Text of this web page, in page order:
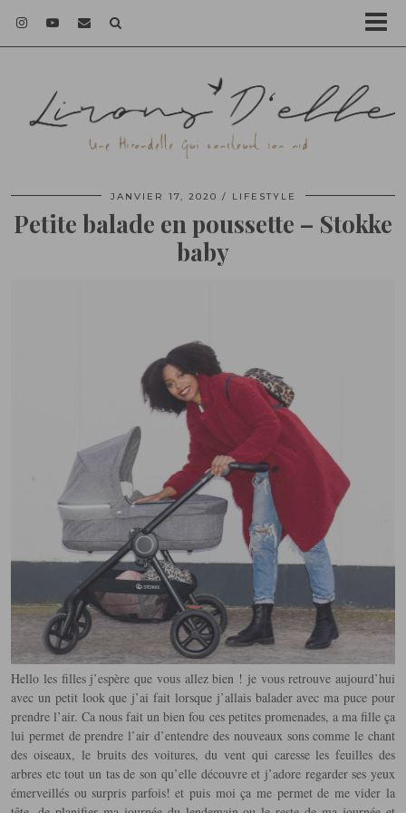
JANVIER 17, 2020 LIFESTYLE
Petite balade en poussette – Stokke
baby
Hello les filles j’espère que vous allez bien ! je vous retrouve aujourd’hui
avec un petit look que j’ai fait lorsque j’allais balader avec ma puce pour
prendre l’air. Ca nous fait un bien fou ces petites promenades, a ma fille ça
lui permet de prendre l’air d’entendre des nouveaux sons comme le chant
des oiseaux, le bruits des voitures, du vent qui caresse les feuilles des
arbres etc tout un tas de son qu’elle découvre et j’adore regarder ses yeux
émerveillés ou surpris parfois! et puis moi ça me permet de me vider la